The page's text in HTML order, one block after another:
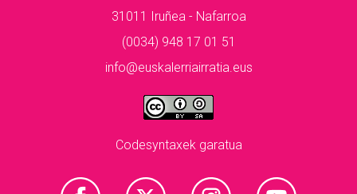
31011 Iruñea - Nafarroa
(0034) 948 17 01 51
info@euskalerriairratia.eus
Codesyntaxek garatua